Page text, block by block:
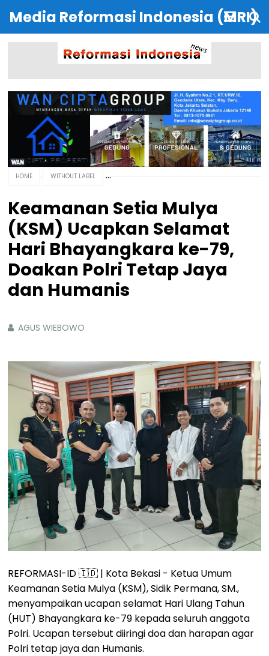
Media Reformasi Indonesia (MRI)
HOME WITHOUT LABEL
Keamanan Setia Mulya
(KSM) Ucapkan Selamat
Hari Bhayangkara ke-79,
Doakan Polri Tetap Jaya
dan Humanis
AGUS WIEBOWO
REFORMASI-ID 🇮🇩 | Kota Bekasi - Ketua Umum
Keamanan Setia Mulya (KSM), Sidik Permana, SM.,
menyampaikan ucapan selamat Hari Ulang Tahun
(HUT) Bhayangkara ke-79 kepada seluruh anggota
Polri. Ucapan tersebut diiringi doa dan harapan agar
Polri tetap jaya dan Humanis.